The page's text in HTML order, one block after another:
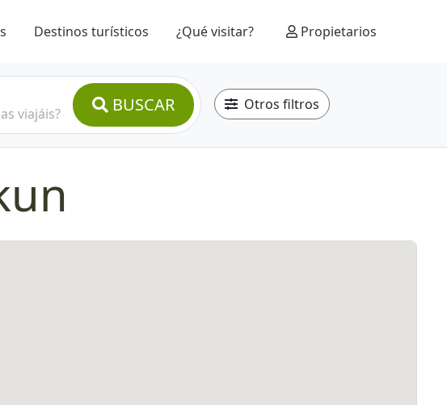
Destinos turísticos ¿Qué visitar? Propietarios
viajáis?
BUSCAR Otros filtros